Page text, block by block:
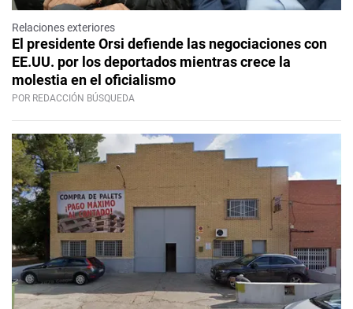
Relaciones exteriores
El presidente Orsi defiende las negociaciones con
EE.UU. por los deportados mientras crece la
molestia en el oficialismo
POR REDACCIÓN BÚSQUEDA